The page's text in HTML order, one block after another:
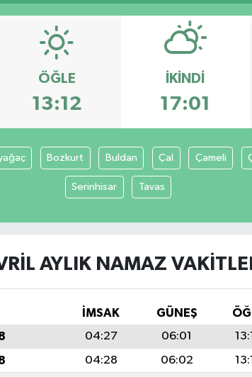
ÖĞLE
13:12
İKINDI
17:01
Bozkurt Buldan Çal Çameli
Serinhisar Tavas
AYLIK NAMAZ
İMSAK GÜNEŞ
04:27 06:01
04:28 06:02